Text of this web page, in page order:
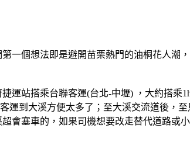
一個想法即是避開苗栗熱門的油桐花人潮
運站搭乘台聯客運(台北-中壢) ，大約搭乘
到大溪方便太多了；至大溪交流道後，
會塞車的，如果司機想要改走替代道路或